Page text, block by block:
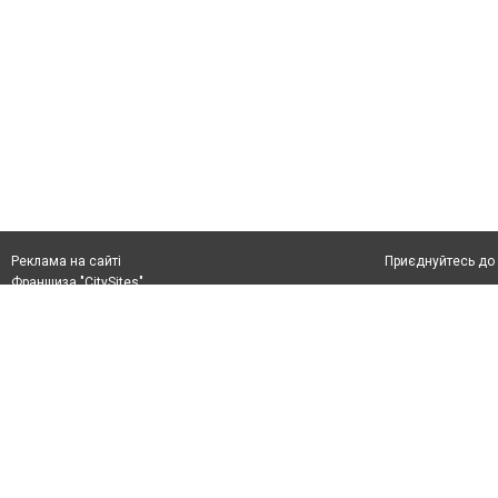
Реклама на сайті
Франшиза "CitySites"
Приєднуйтесь до